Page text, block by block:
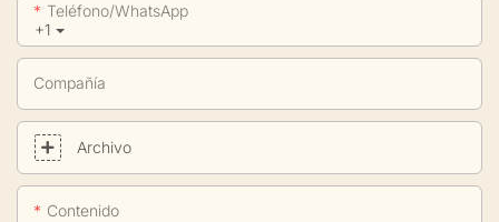
+1
Teléfono/WhatsApp
Compañía
Archivo
Contenido